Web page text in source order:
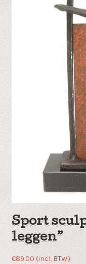
Sport
leggen”
€89.00 (incl. BTW)